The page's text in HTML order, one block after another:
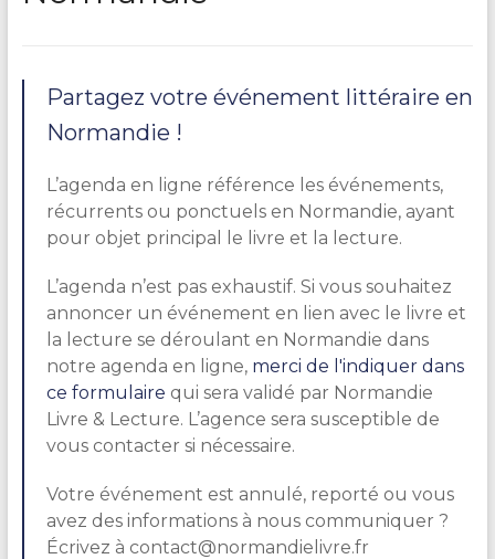
Partagez votre événement littéraire en
Normandie !
L’agenda en ligne référence les événements,
récurrents ou ponctuels en Normandie, ayant
pour objet principal le livre et la lecture.
L’agenda n’est pas exhaustif. Si vous souhaitez
annoncer un événement en lien avec le livre et
la lecture se déroulant en Normandie dans
notre agenda en ligne, merci de l'indiquer dans
ce formulaire qui sera validé par Normandie
Livre & Lecture. L’agence sera susceptible de
vous contacter si nécessaire.
Votre événement est annulé, reporté ou vous
avez des informations à nous communiquer ?
Écrivez à contact@normandielivre.fr